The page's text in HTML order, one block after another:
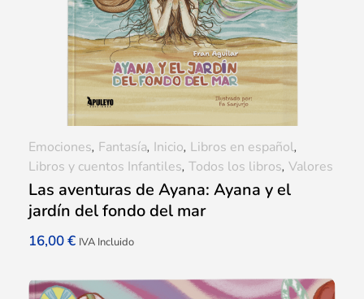
Las aventuras de Ayana: Ayana y el
jardín del fondo del mar
16,00€ IVA Incluido
Emociones, Fantasía, Inicio, Libros en español,
Libros y cuentos Infantiles, Todos los libros, Valores